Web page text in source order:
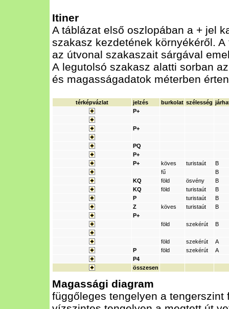
Itiner
A táblázat első oszlopában a + jel
szakasz kezdetének környékéről.
az útvonal szakaszait sárgával
A legutolsó szakasz alatti sorban
és magasságadatok méterben
térképvázlat jelzés burkolat szélesség
P+
P+
PQ
P+
P+
köves turistaút
B
fű
B
KQ
föld ösvény
B
KQ
föld turistaút
B
P
turistaút
B
Z
köves turistaút
B
P+
föld
szekérút B
föld szekérút
A
P
föld szekérút
A
P4
összesen
Magassági diagram
függőleges tengelyen a tengerszint